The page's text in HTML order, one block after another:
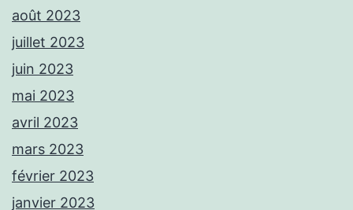
août 2023
juillet 2023
juin 2023
mai 2023
avril 2023
mars 2023
février 2023
janvier 2023